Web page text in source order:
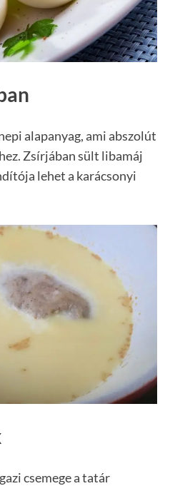
alapanyag, ami abszolút
Zsírjában sült libamáj
lehet a karácsonyi
csemege a tatár